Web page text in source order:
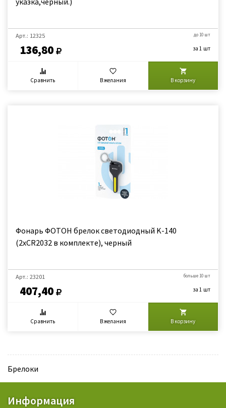
Арт.: 12325
136,80
до 10 шт
за 1 шт
Сравнить В желания В корзину
Фонарь ФОТОН брелок светодиодный K-140
(2хCR2032 в комплекте), черный
Арт.: 23201
407,40
больше 10 шт
за 1 шт
Сравнить В желания В корзину
Брелоки
Информация